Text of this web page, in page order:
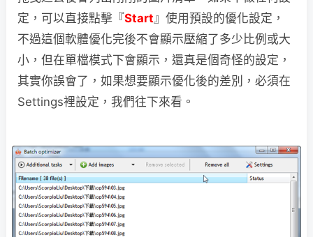
定，可以直接點擊『Start』使用預設的優化設定，
不過這個軟體優化完後不會顯示壓縮了多少比例或大
小，但在單檔模式下會顯示，還真是個奇怪的設定，
其實你誤會了，如果想要顯示優化後的差別，必須在
Settings裡設定，我們往下來看。